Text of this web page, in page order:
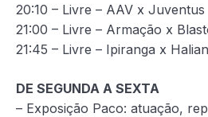
20:10 – Livre – AAV x Juventus
21:00 – Livre – Armação x
21:45 – Livre – Ipiranga x
DE SEGUNDA A SEXTA
– Exposição Paco: atuação,